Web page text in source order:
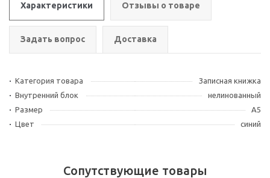
Характеристики Отзывы о товаре
Задать вопрос Доставка
Категория товара
Записная книжка
Внутренний блок
нелинованный
Размер
A5
Цвет
синий
Сопутствующие товары